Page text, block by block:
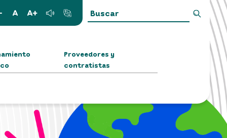
A A+
Proveedores y
contratistas